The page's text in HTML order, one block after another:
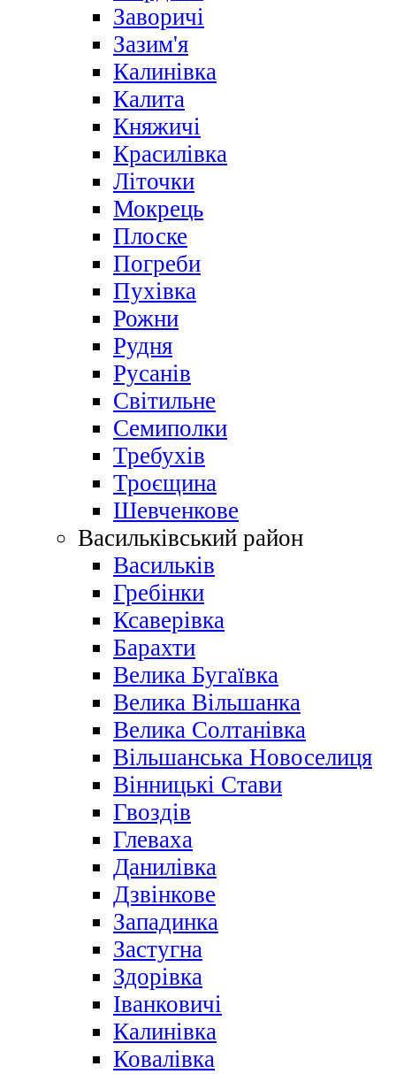
Заворичі
Зазим'я
Калинівка
Калита
Княжичі
Красилівка
Літочки
Мокрець
Плоске
Погреби
Пухівка
Рожни
Рудня
Русанів
Світильне
Семиполки
Требухів
Троєщина
Шевченкове
Васильківський район
Васильків
Гребінки
Ксаверівка
Барахти
Велика Бугаївка
Велика Вільшанка
Велика Солтанівка
Вільшанська Новоселиця
Вінницькі Стави
Гвоздів
Глеваха
Данилівка
Дзвінкове
Западинка
Застугна
Здорівка
Іванковичі
Калинівка
Ковалівка